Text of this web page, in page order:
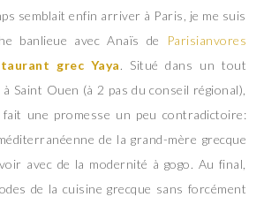
semblait enfin arriver à Paris, je me suis
banlieue avec Anaïs de
Parisianvores
grec Yaya. Situé dans un tout
Saint Ouen (à 2 pas du conseil régional),
une promesse un peu contradictoire:
de la grand-mère grecque
avec de la modernité à gogo. Au final,
de la cuisine grecque sans forcément